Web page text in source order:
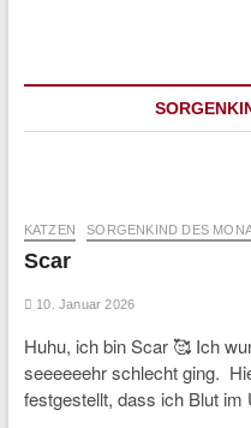
KATZEN SORGENKIND DES
Scar
10. Januar 2026
Huhu, ich bin Scar 🥰 Ich
seeeeeehr schlecht ging.
festgestellt, dass ich Blut